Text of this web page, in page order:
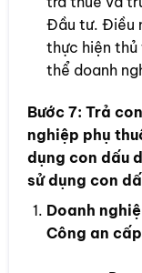
Đầu tư. Điều
thực hiện
thể doanh
Bước 7: Trả
nghiệp phụ
dụng con dấu
sử dụng con
Doanh
Công an